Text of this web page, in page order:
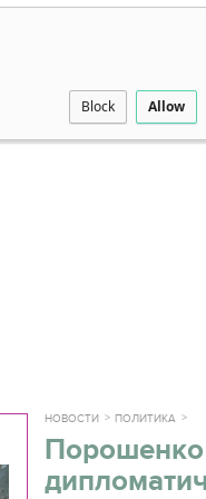
Block Allow
НОВОСТИ ПОЛИТИКА